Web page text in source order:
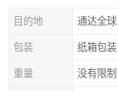
目的地 通达全球
包装 纸箱包装
重量 没有限制